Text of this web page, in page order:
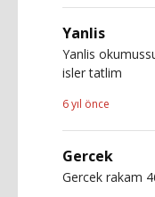
Yanlis
Yanlis
isler tatlim
6 yıl önce
Gercek
Gercek rakam